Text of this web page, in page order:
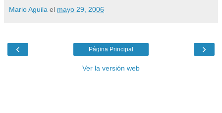
Mario Aguila el mayo 29, 2006
‹ ›
Página Principal
Ver la versión web